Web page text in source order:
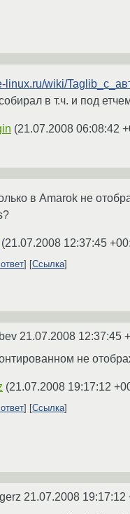
linux.ru/wiki/
в т.ч. и под
(21.07.2008 06:08:42
в Amarok не
(21.07.2008 12:37:45
Ссылка
21.07.2008 12:37:45
не
(21.07.2008 19:17:12
Ссылка
21.07.2008 19:17:12